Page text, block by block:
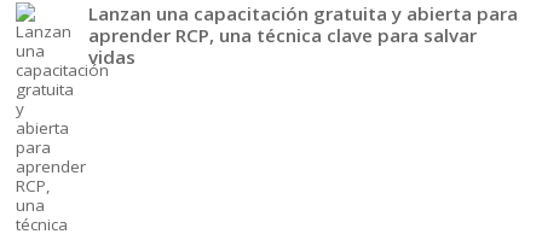
Lanzan una capacitación gratuita y abierta para
aprender RCP, una técnica clave para salvar
vidas